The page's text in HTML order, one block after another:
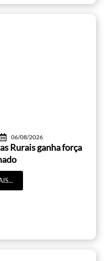
06/08/2026
Rurais ganha força